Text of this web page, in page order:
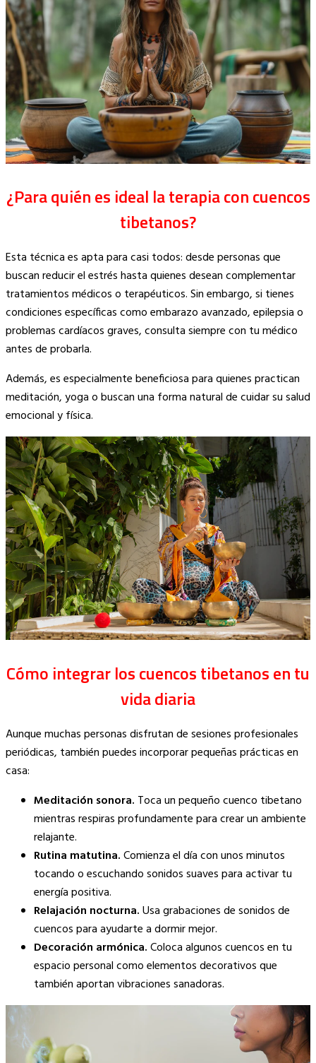
¿Para quién es ideal la terapia con cuencos
tibetanos?
Esta técnica es apta para casi todos: desde personas que
buscan reducir el estrés hasta quienes desean complementar
tratamientos médicos o terapéuticos. Sin embargo, si tienes
condiciones específicas como embarazo avanzado, epilepsia o
problemas cardíacos graves, consulta siempre con tu médico
antes de probarla.
Además, es especialmente beneficiosa para quienes practican
meditación, yoga o buscan una forma natural de cuidar su salud
emocional y física.
Cómo integrar los cuencos tibetanos en tu
vida diaria
Aunque muchas personas disfrutan de sesiones profesionales
periódicas, también puedes incorporar pequeñas prácticas en
casa:
Meditación sonora. Toca un pequeño cuenco tibetano
mientras respiras profundamente para crear un ambiente
relajante.
Rutina matutina.Comienza el día con unos minutos
tocando o escuchando sonidos suaves para activar tu
energía positiva.
Relajación nocturna.Usa grabaciones de sonidos de
cuencos para ayudarte a dormir mejor.
Decoración armónica.Coloca algunos cuencos en tu
espacio personal como elementos decorativos que
también aportan vibraciones sanadoras.